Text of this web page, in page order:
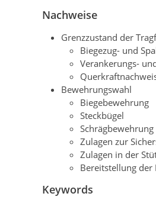
Nachweise
Grenzzustand der
Biegezug- und
Verankerungs-
Bewehrungswahl
Biegebewehrung
Steckbügel
Schrägbewehrung
Zulagen zur
Zulagen in der
Bereitstellung der
Keywords